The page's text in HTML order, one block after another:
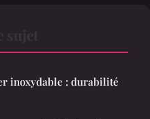
inoxydable : durabilité